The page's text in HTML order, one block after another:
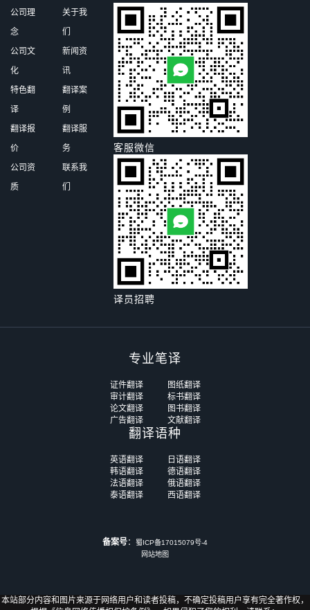
公司理
念
公司文
化
特色翻
译
翻译报
价
公司资
质
关于我
们
新闻资
讯
翻译案
例
翻译服
务
联系我
们
客服微信
译员招聘
专业笔译
证件翻译
图纸翻译
审计翻译
标书翻译
论文翻译
图书翻译
广告翻译
文献翻译
翻译语种
英语翻译
日语翻译
韩语翻译
德语翻译
法语翻译
俄语翻译
泰语翻译
西语翻译
备案号：
蜀ICP备17015079号-4
网站地图
本站部分内容和图片来源于网络用户和读者投稿，不确定投稿用户享有完全著作权，